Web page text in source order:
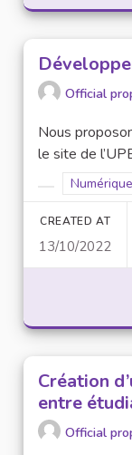
Official
Nous
le site de
Filter results
Filter
CREATED AT
13/10/2022
Création
entre
Official